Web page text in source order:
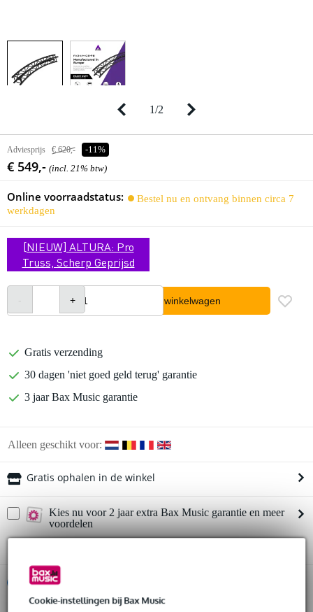
Cookie-instellingen bij Bax Music
1/2
Adviesprijs € 620,- -11%
€ 549,- (incl. 21% btw)
Online voorraadstatus:
Bestel nu en ontvang binnen circa 7
werkdagen
[NIEUW] ALTURA: Pro
Truss, Scherp Geprijsd
In winkelwagen
Gratis verzending
30 dagen 'niet goed geld terug' garantie
3 jaar Bax Music garantie
Alleen geschikt voor:
Gratis ophalen in de winkel
Kies nu voor 2 jaar extra Bax Music garantie en meer
voordelen
Huur dit product